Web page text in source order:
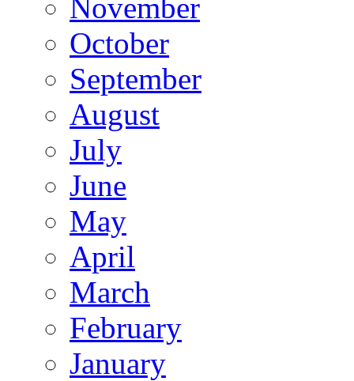
November
October
September
August
July
June
May
April
March
February
January